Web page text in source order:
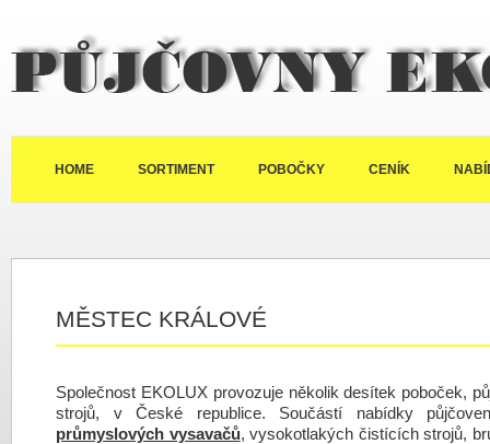
Půjčovny Ekolux
HOME SORTIMENT POBOČKY CENÍK
MĚSTEC KRÁLOVÉ
Společnost EKOLUX provozuje několik desítek poboček,
strojů, v České republice. Součástí nabídky
průmyslových vysavačů, vysokotlakých čistících strojů,